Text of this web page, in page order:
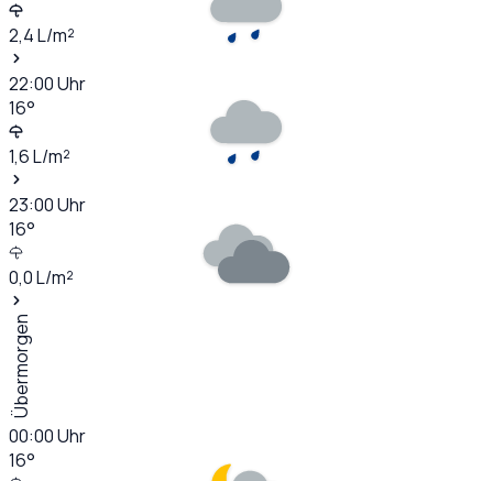
2,4L/m²
22:00Uhr
16°
1,6L/m²
23:00Uhr
16°
0,0L/m²
Übermorgen
00:00Uhr
16°